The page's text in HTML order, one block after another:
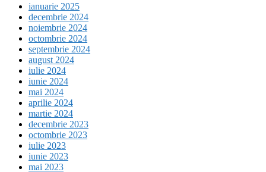
ianuarie 2025
decembrie 2024
noiembrie 2024
octombrie 2024
septembrie 2024
august 2024
iulie 2024
iunie 2024
mai 2024
aprilie 2024
martie 2024
decembrie 2023
octombrie 2023
iulie 2023
iunie 2023
mai 2023